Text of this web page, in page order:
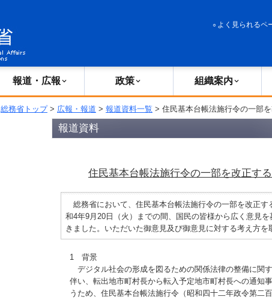
よく見られるペ
報道・広報 政策 組織案内
総務省トップ> 広報・報道 > 報道資料一覧 > 住民基本台帳法施行令の一部
報道資料
住民基本台帳法施行令の一部を改正す
総務省において、住民基本台帳法施行令の一部を改正
和4年9月20日（火）までの間、国民の皆様から広く意見
きました。いただいた御意見及び御意見に対する考え方を
1 背景
デジタル社会の形成を図るための関係法律の整備に関
伴い、転出地市町村長から転入予定地市町村長への通知
うため、住民基本台帳法施行令（昭和四十二年政令第二